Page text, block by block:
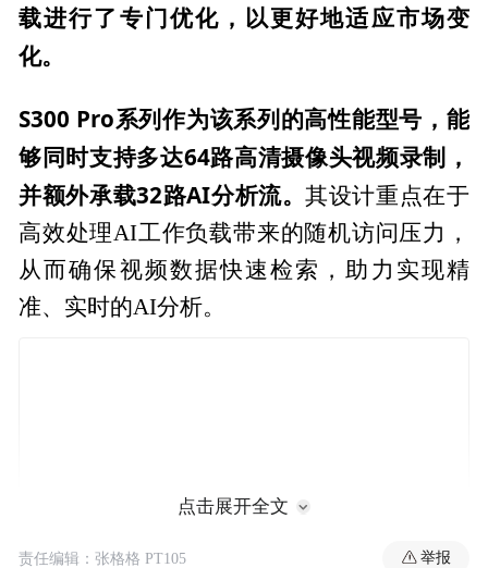
载进行了专门优化，以更好地适应市场变
化。
S300 Pro系列作为该系列的高性能型号，能
够同时支持多达64路高清摄像头视频录制，
并额外承载32路AI分析流。其设计重点在于
高效处理AI工作负载带来的随机访问压力，
从而确保视频数据快速检索，助力实现精
准、实时的AI分析。
点击展开全文
责任编辑：张格格 PT105 举报